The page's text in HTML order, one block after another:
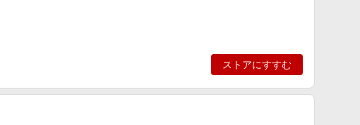
ストアにすすむ